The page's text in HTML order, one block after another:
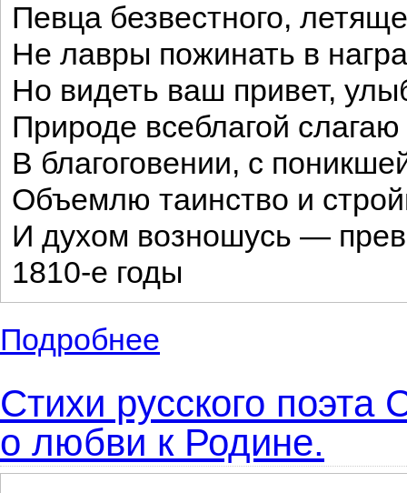
Певца безвестного,
Не лавры пожинать в
Но видеть ваш привет,
Природе всеблагой
В благоговении, с
Объемлю таинство и
И духом возношусь —
1810-е годы
Подробнее
Стихи русского
о любви к Родине.